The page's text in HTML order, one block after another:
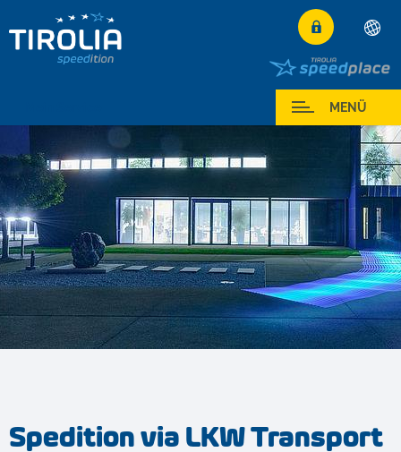
Deutsch
English
Français
Italiano
Polski
Česky
Magyar
Hrvatski
Română
MENÜ
Spedition via LKW Transport